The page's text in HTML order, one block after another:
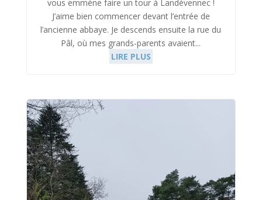
vous emmène faire un tour à Landévennec !
J’aime bien commencer devant l’entrée de
l’ancienne abbaye. Je descends ensuite la rue du
Pâl, où mes grands-parents avaient...
LIRE PLUS